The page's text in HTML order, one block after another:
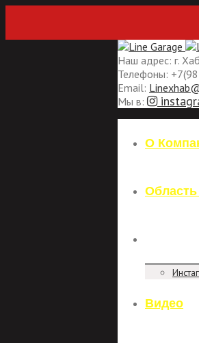
Наш адрес: г.
Телефоны:
Email:
Мы в:
О
Видео